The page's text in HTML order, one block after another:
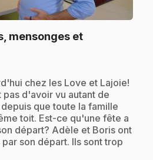
mensonges et
chez les Love et Lajoie!
d'avoir vu autant de
que toute la famille
toit. Est-ce qu'une fête a
départ? Adèle et Boris ont
son départ. Ils sont trop